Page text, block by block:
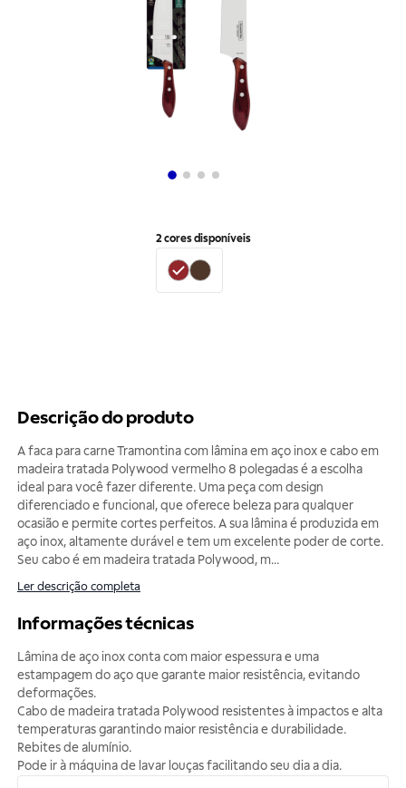
2cores disponíveis
Descrição do produto
A faca para carne Tramontina com lâmina em aço inox e cabo em
madeira tratada Polywood vermelho 8 polegadas é a escolha
ideal para você fazer diferente. Uma peça com design
diferenciado e funcional, que oferece beleza para qualquer
ocasião e permite cortes perfeitos. A sua lâmina é produzida em
aço inox, altamente durável e tem um excelente poder de corte.
Seu cabo é em madeira tratada Polywood, m...
Ler descrição completa
Informações técnicas
Lâmina de aço inox conta com maior espessura e uma
estampagem do aço que garante maior resistência, evitando
deformações.
Cabo de madeira tratada Polywood resistentes à impactos e alta
temperaturas garantindo maior resistência e durabilidade.
Rebites de alumínio.
Pode ir à máquina de lavar louças facilitando seu dia a dia.